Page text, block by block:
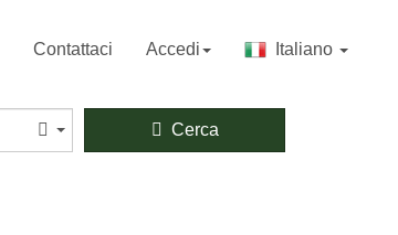
Contattaci Accedi Italiano
Cerca